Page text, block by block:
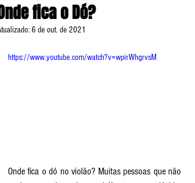
fica o Dó?
6 de out. de 2021
https://www.youtube.com/watch?v=wpirWhgrvsM
Onde fica o dó no violão? Muitas pessoas que não